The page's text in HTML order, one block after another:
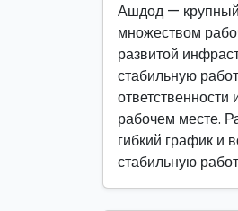
Ашдод —
множеством
развитой
стабильную
рабочем месте.
гибкий график и
стабильную